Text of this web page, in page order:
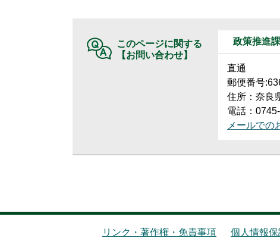
このページに関する
【お問い合わせ】
政策推進課
直通
郵便番号
住所：奈良
電話：
メールでの
リンク・著作権・免責事項 個人情報保